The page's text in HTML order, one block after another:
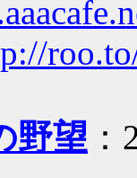
野望